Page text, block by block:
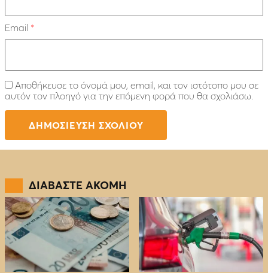
Email *
Αποθήκευσε το όνομά μου, email, και τον ιστότοπο μου σε
αυτόν τον πλοηγό για την επόμενη φορά που θα σχολιάσω.
ΔΙΑΒΑΣΤΕ ΑΚΟΜΗ